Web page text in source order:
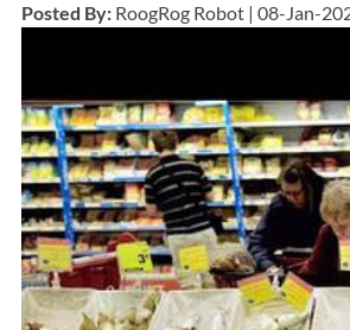
Posted By: RoogRog Robot | 08-Jan-